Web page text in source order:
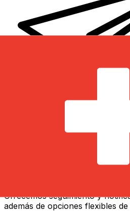
Transferencias de dinero
Ofrecemos seguimiento y
además de opciones flexibles